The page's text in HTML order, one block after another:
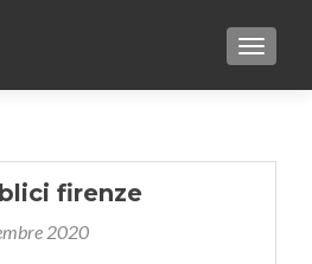
firenze
2020